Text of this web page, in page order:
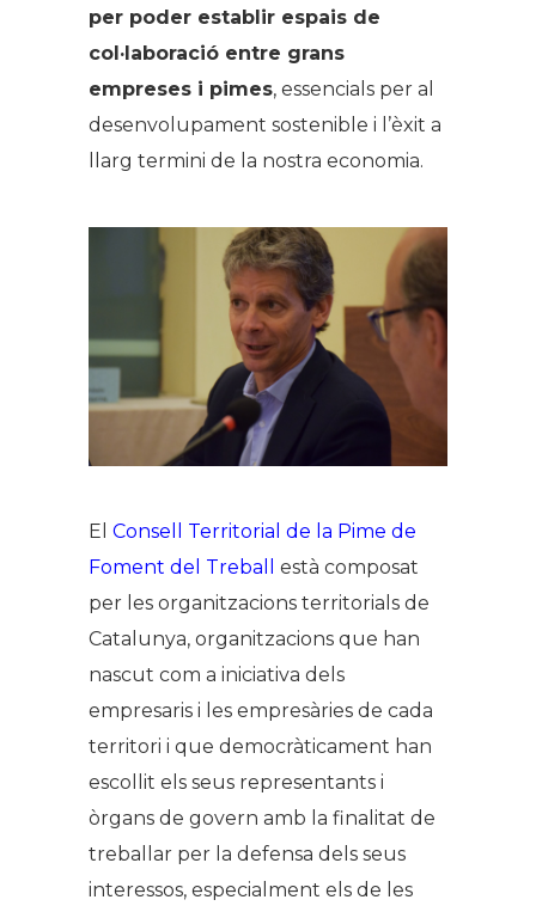
per poder establir espais de
col·laboració entre grans
empreses i pimes, essencials per al
desenvolupament sostenible i l’èxit a
llarg termini de la nostra economia.
El Consell Territorial de la Pime de
Foment del Treball
està composat
per les organitzacions territorials de
Catalunya, organitzacions que han
nascut com a iniciativa dels
empresaris i les empresàries de cada
territori i que democràticament han
escollit els seus representants i
òrgans de govern amb la finalitat de
treballar per la defensa dels seus
interessos, especialment els de les